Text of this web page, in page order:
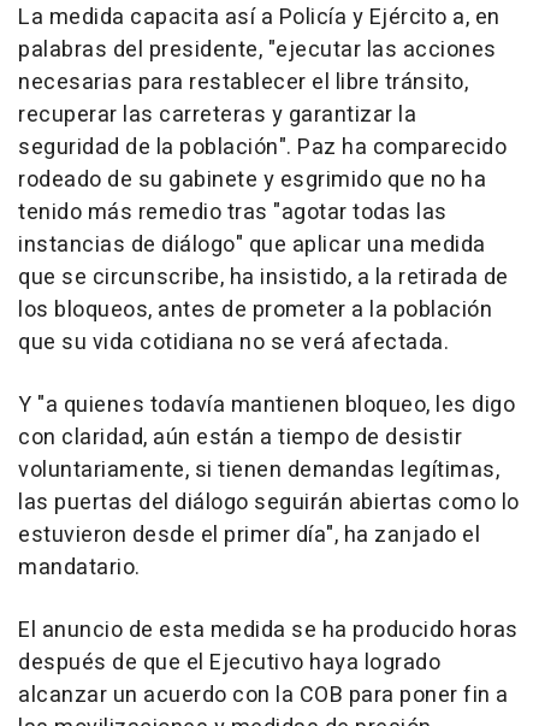
La medida capacita así a Policía y Ejército a, en
palabras del presidente, "ejecutar las acciones
necesarias para restablecer el libre tránsito,
recuperar las carreteras y garantizar la
seguridad de la población". Paz ha comparecido
rodeado de su gabinete y esgrimido que no ha
tenido más remedio tras "agotar todas las
instancias de diálogo" que aplicar una medida
que se circunscribe, ha insistido, a la retirada de
los bloqueos, antes de prometer a la población
que su vida cotidiana no se verá afectada.
Y "a quienes todavía mantienen bloqueo, les digo
con claridad, aún están a tiempo de desistir
voluntariamente, si tienen demandas legítimas,
las puertas del diálogo seguirán abiertas como lo
estuvieron desde el primer día", ha zanjado el
mandatario.
El anuncio de esta medida se ha producido horas
después de que el Ejecutivo haya logrado
alcanzar un acuerdo con la COB para poner fin a